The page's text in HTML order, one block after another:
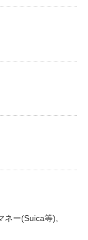
ネー(Suica等),